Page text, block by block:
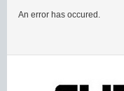
An error has occured.